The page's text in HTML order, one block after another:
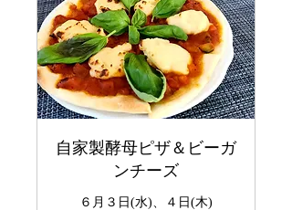
自家製酵母ピザ＆ビーガ
ンチーズ
６月３日(水)、４日(木)